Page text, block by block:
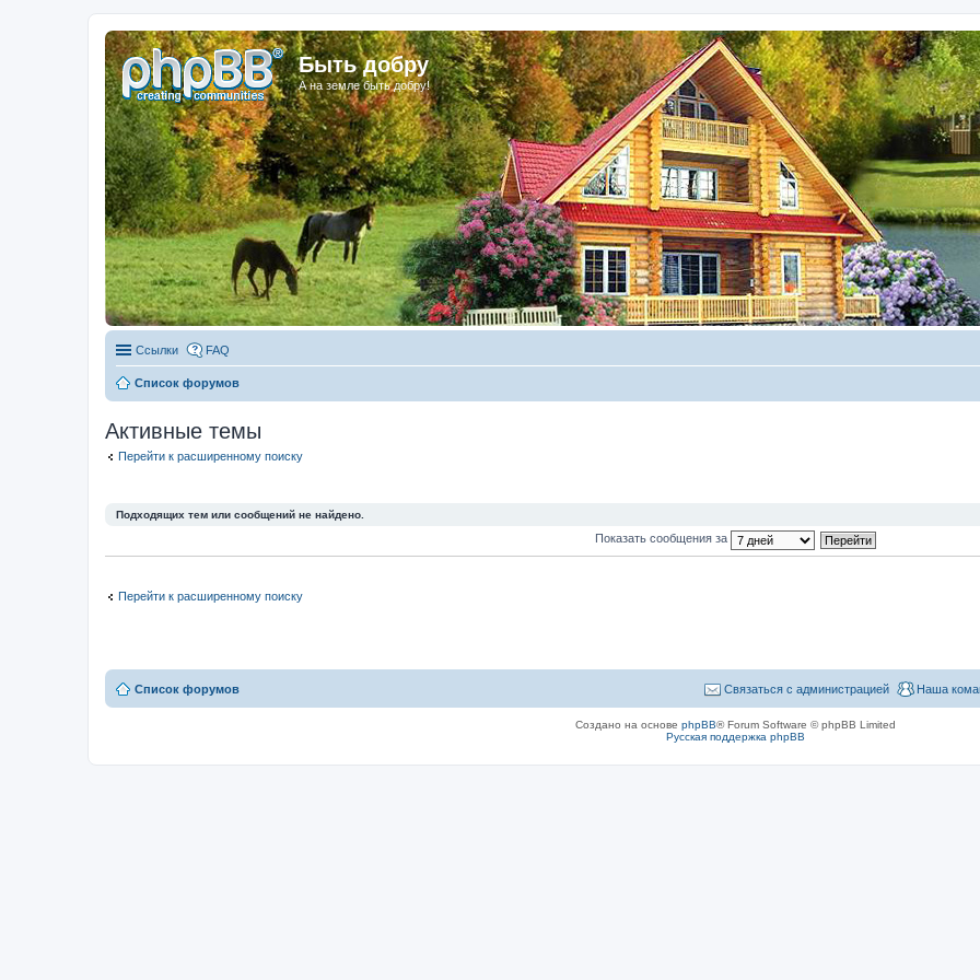
Быть добру
А на земле быть добру!
Ссылки FAQ
Список форумов
Активные темы
Перейти к расширенному поиску
Подходящих тем или сообщений не найдено.
Показать сообщения за
Перейти к расширенному поиску
Список форумов Наша
Связаться с администрацией
Создано на основе phpBB® Forum Software © phpBB Limited
Русская поддержка phpBB